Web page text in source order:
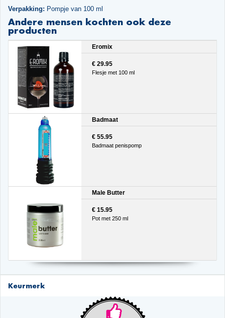
Verpakking: Pompje van 100 ml
Andere mensen kochten ook deze
producten
Eromix
€ 29.95
Flesje met 100 ml
Badmaat
€ 55.95
Badmaat penispomp
Male Butter
€ 15.95
Pot met 250 ml
Keurmerk